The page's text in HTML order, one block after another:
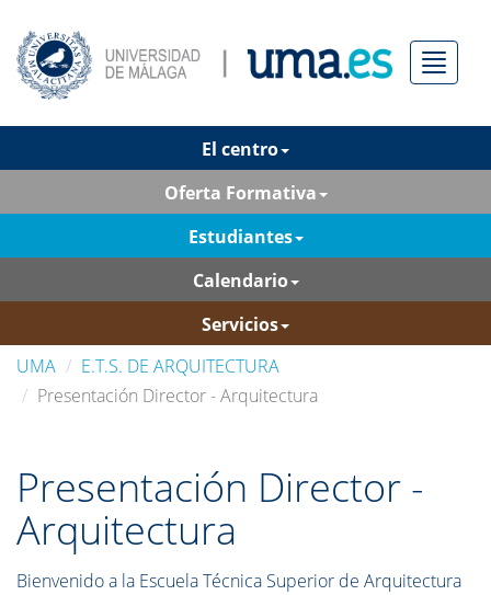
Menú
El centro
Oferta Formativa
Estudiantes
Calendario
Servicios
UMA
E.T.S. DE ARQUITECTURA
Presentación Director - Arquitectura
Presentación Director -
Arquitectura
Bienvenido a la Escuela Técnica Superior de Arquitectura